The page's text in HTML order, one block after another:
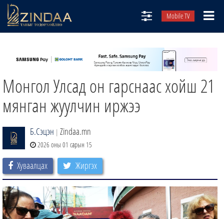
Mobile TV
ТВ8
ӨГЛӨӨНИЙ СОНИН
Монгол Улсад он гарснаас хойш 21
мянган жуулчин иржээ
Б.Сэцэн | Zindaa.mn
2026 оны 01 сарын 15
Хуваалцах Жиргэх